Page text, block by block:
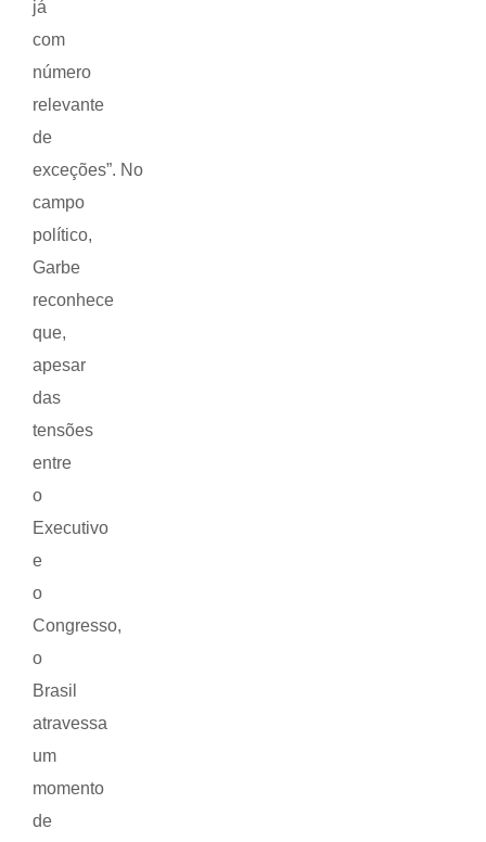
já
com
número
relevante
de
exceções”. No
campo
político,
Garbe
reconhece
que,
apesar
das
tensões
entre
o
Executivo
e
o
Congresso,
o
Brasil
atravessa
um
momento
de